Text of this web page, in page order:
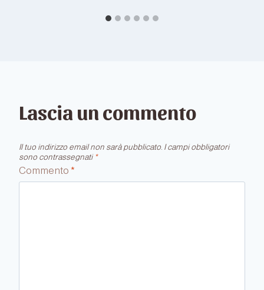
Lascia un commento
Il tuo indirizzo email non sarà pubblicato. I campi obbligatori
sono contrassegnati *
Commento *